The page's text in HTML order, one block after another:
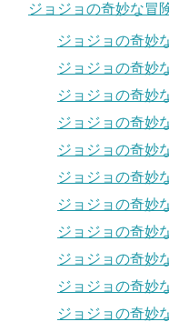
ジョジョの奇妙な冒
ジョジョの奇妙
ジョジョの奇妙
ジョジョの奇妙
ジョジョの奇妙
ジョジョの奇妙
ジョジョの奇妙
ジョジョの奇妙
ジョジョの奇妙
ジョジョの奇妙
ジョジョの奇妙
ジョジョの奇妙